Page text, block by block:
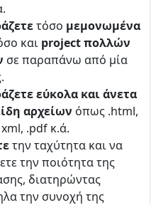
τόσο μεμονωμένα
και project πολλών
σε παραπάνω από μία
εύκολα και άνετα
αρχείων όπως .html,
.pdf κ.ά.
την ταχύτητα και να
την ποιότητα της
διατηρώντας
την συνοχή της